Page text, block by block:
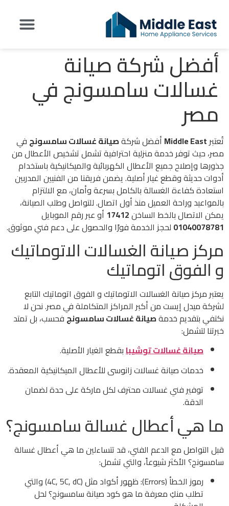
أفضل شركة صيانة
غسالات سامسونج في
مصر
تُعتبر Middle East أفضل شركةصيانة غسالات سامسونج في
مصر، حيث توفر خدمة منزلية احترافية تشمل تشخيص الأعطال من
جذورها وإصلاح جميع الأعطال الكهربائية والميكانيكية باستخدام
أدوات حديثة وقطع غيار أصلية. يضمن فريقنا من الفنيين المدربين
استعادة كفاءة الغسالة بالكامل بسرعة وأمان، مع الالتزام
بالمواعيد وراحة العميل منذ أول اتصال. للتواصل وطلب الصيانة،
يمكن الاتصال بالخط الساخن17412 أو عبر رقم الموبايل
01040078781 لحجز الخدمة فورًا والحصول على دعم فني موثوق.
مركز صيانة الغسالات الاتوماتيك
و الفوق اتوماتيك
يعتبر مركز صيانة الغسالات الاتوماتيك و الفوق اتوماتيك التابع
لشركة ميدل إيست من أكبر المراكز المتكاملة في مصر. نحن لا
نكتفي بتقديم خدمةصيانة غسالات سامسونجفحسب، بل تمتد
خبرتنا لتشمل:
صيانة غسالات توشيبابقطع الغيار الأصلية.
خدمات صيانة غسالات زانوسى للأعطال الميكانيكية المعقدة.
توفير فني غسالات محترف لكل ماركة على حدة لضمان
الدقة.
ما هي أعطال غسالة سامسونج؟
قبل التواصل مع الدعم الفني، قد تتساءلين ما هي أعطال غسالة
سامسونج؟ الأكثر شيوعاً، والتي تشمل:
رموز الخطأ (Errors): ظهور أكواد مثل (4C, 5C, dC) والتي
تطلب منكِ معرفة ما هو كود صيانة سامسونج؟ لحل